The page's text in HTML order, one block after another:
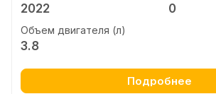
2022 0
Объем двигателя (л)
3.8
Подробнее